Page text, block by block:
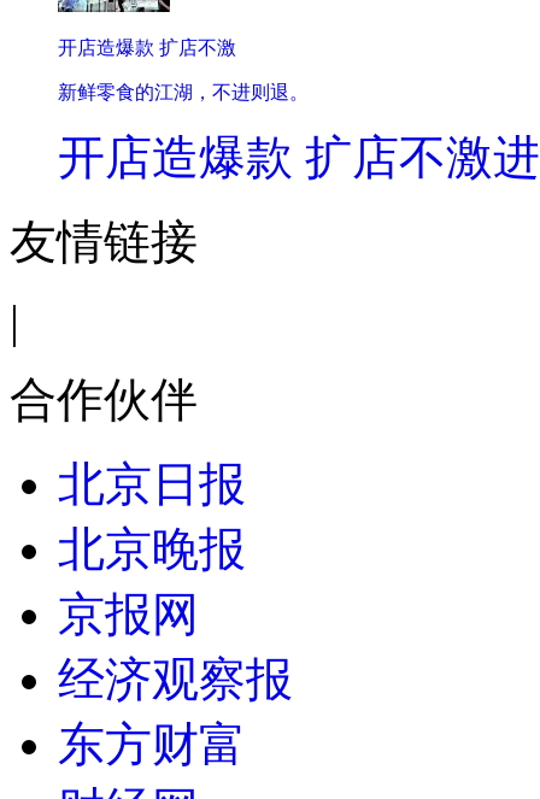
开店造爆款 扩店不激
新鲜零食的江湖，不进则退。
开店造爆款 扩店不激进
友情链接
|
合作伙伴
北京日报
北京晚报
京报网
经济观察报
东方财富